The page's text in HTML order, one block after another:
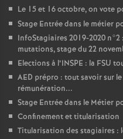
Le 15 et 16 octobre, on vote
Stage Entrée dans le métier
InfoStagiaires 2019-2020 n°2
mutations, stage du 22
Elections à l’INSPE : la FSU
AED prépro : tout savoir sur
rémunération...
Stage Entrée dans le Métier
Confinement et titularisation
Titularisation des stagiaires :